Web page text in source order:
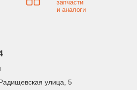
запчасти
и аналоги
улица, 5